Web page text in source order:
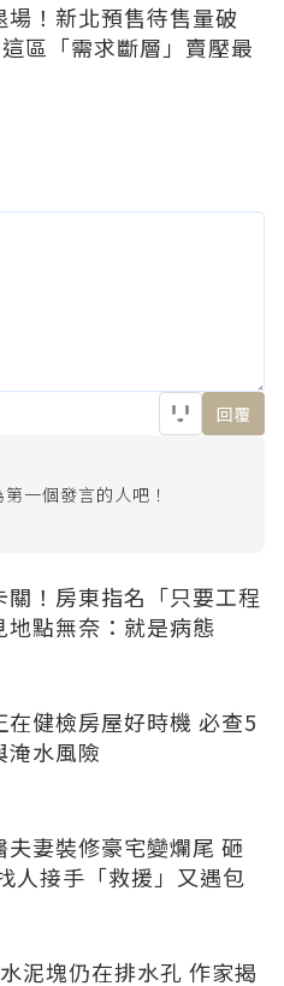
場！新北預售待售量破
區「需求斷層」賣壓最
回覆
一個發言的人吧！
關！房東指名「只要工程
地點無奈：就是病態
在健檢房屋好時機 必查5
淹水風險
夫妻裝修豪宅變爛尾 砸
人接手「救援」又遇包
泥塊仍在排水孔 作家揭